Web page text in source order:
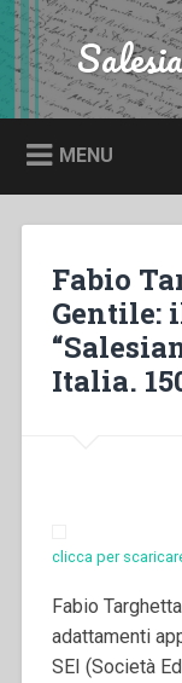
Skip
to
content
Search
MENU
Fabio
Gentile:
Italia.
clicca per
Fabio
adattamenti
SEI (Società